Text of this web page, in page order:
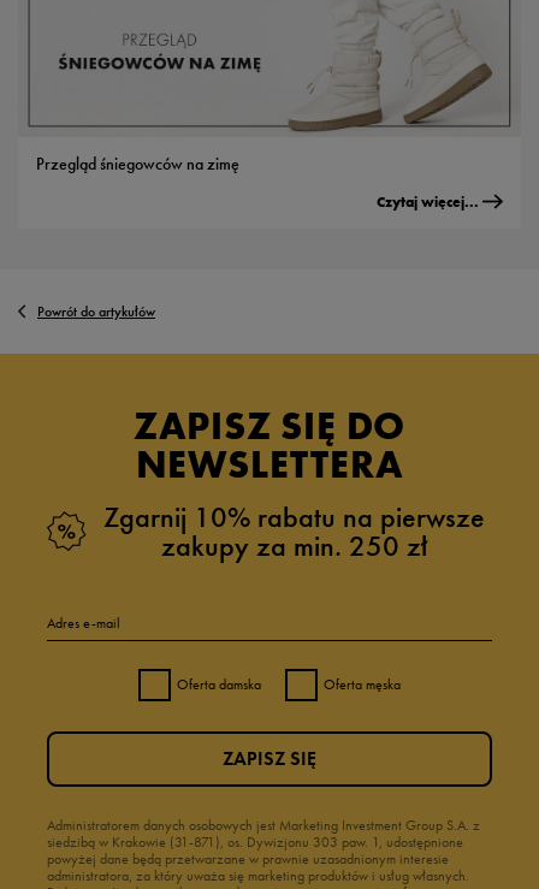
Przegląd śniegowców na zimę
Czytaj więcej...
Powrót do artykułów
ZAPISZ SIĘ DO
NEWSLETTERA
Zgarnij 10% rabatu na pierwsze
zakupy za min. 250 zł
Adres e-mail
Oferta damska Oferta męska
Administratorem danych osobowych jest Marketing Investment Group S.A. z
siedzibą w Krakowie (31-871), os. Dywizjonu 303 paw. 1, udostępnione
powyżej dane będą przetwarzane w prawnie uzasadnionym interesie
administratora, za który uważa się marketing produktów i usług własnych.
ZAPISZ SIĘ